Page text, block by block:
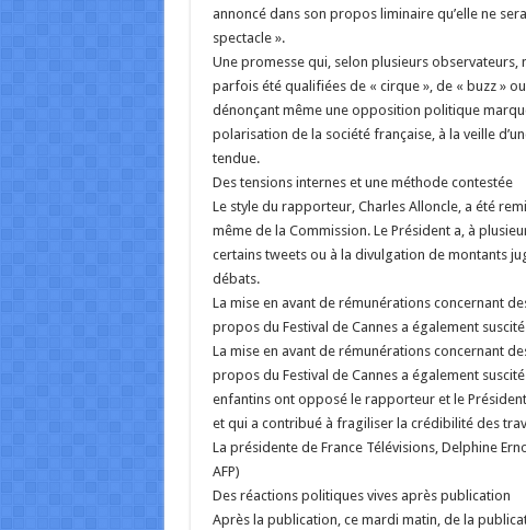
annoncé dans son propos liminaire qu’elle ne
spectacle ».
Une promesse qui, selon plusieurs observateurs,
parfois été qualifiées de « cirque », de « buzz »
dénonçant même une opposition politique
polarisation de la société française, à la veille
tendue.
Des tensions internes et une méthode contestée
Le style du rapporteur, Charles Alloncle, a été
même de la Commission. Le Président a, à
certains tweets ou à la divulgation de montants
débats.
La mise en avant de rémunérations concernant
propos du Festival de Cannes a également
La mise en avant de rémunérations concernant
propos du Festival de Cannes a également
enfantins ont opposé le rapporteur et le
et qui a contribué à fragiliser la crédibilité des
La présidente de France Télévisions, Delphine
AFP)
Des réactions politiques vives après publication
Après la publication, ce mardi matin, de la